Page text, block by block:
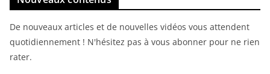
De nouveaux articles et de nouvelles vidéos vous attendent
quotidiennement ! N'hésitez pas à vous abonner pour ne rien
rater.